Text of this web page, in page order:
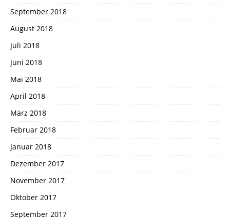
September 2018
August 2018
Juli 2018
Juni 2018
Mai 2018
April 2018
März 2018
Februar 2018
Januar 2018
Dezember 2017
November 2017
Oktober 2017
September 2017